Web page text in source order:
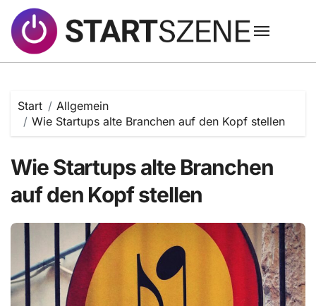
Inhalt
springen
Start
Allgemein
Wie Startups alte Branchen auf den Kopf stellen
Wie Startups alte Branchen
auf den Kopf stellen